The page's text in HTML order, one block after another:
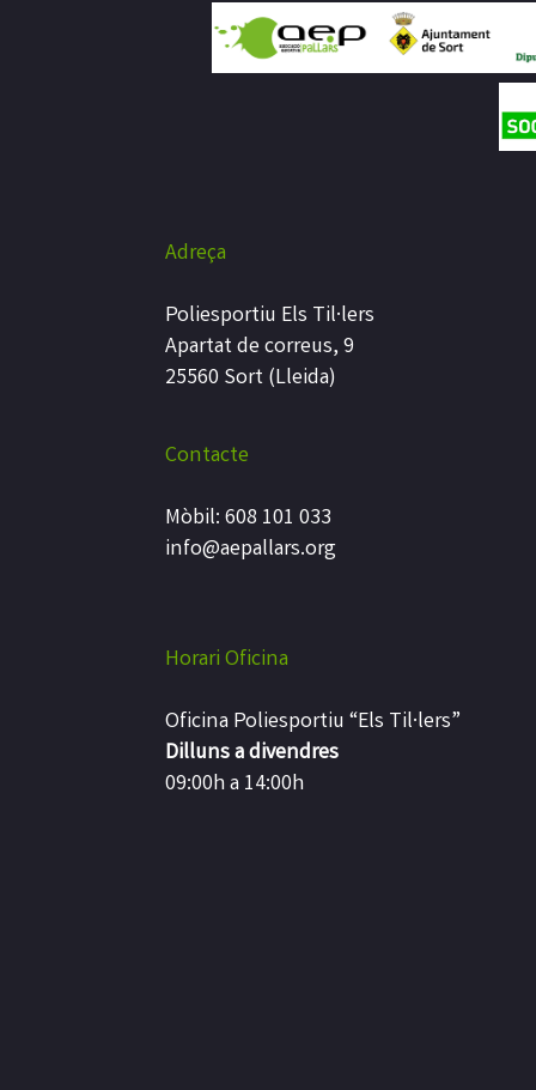
Adreça
Poliesportiu Els Til·lers
Apartat de correus, 9
25560 Sort (Lleida)
Contacte
Mòbil: 608 101 033
info@aepallars.org
Horari Oficina
Oficina Poliesportiu “Els Til·lers”
Dilluns a divendres
09:00h a 14:00h